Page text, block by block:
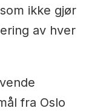
ikke gjør
av hver
fra Oslo